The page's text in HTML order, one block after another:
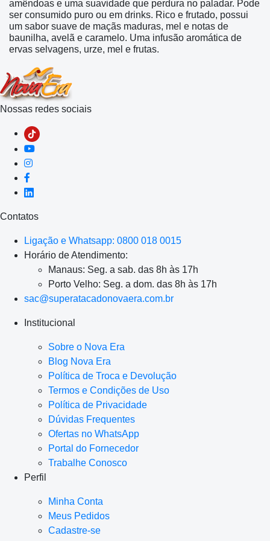
amêndoas e uma suavidade que perdura no paladar. Pode
ser consumido puro ou em drinks. Rico e frutado, possui
um sabor suave de maçãs maduras, mel e notas de
baunilha, avelã e caramelo. Uma infusão aromática de
ervas selvagens, urze, mel e frutas.
Nossas redes sociais
Contatos
Ligação e Whatsapp: 0800 018 0015
Horário de Atendimento:
Manaus: Seg. a sab. das 8h às 17h
Porto Velho: Seg. a dom. das 8h às 17h
sac@superatacadonovaera.com.br
Institucional
Sobre o Nova Era
Blog Nova Era
Política de Troca e Devolução
Termos e Condições de Uso
Política de Privacidade
Dúvidas Frequentes
Ofertas no WhatsApp
Portal do Fornecedor
Trabalhe Conosco
Perfil
Minha Conta
Meus Pedidos
Cadastre-se